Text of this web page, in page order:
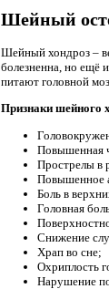
Шейный
Шейный хондроз –
болезненна, но ещё
питают головной
Признаки шейного
Повышенная
Прострелы в
Повышенное
Боль в
Головная
Снижение
Храп во сне;
Охриплость
Нарушение